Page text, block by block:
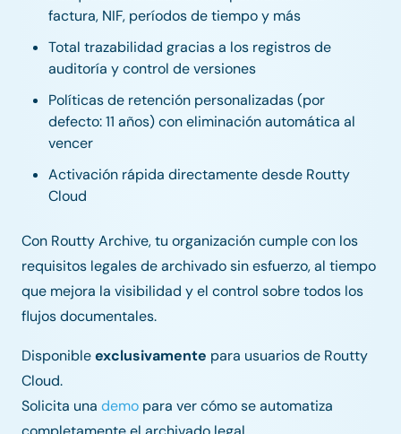
factura, NIF, períodos de tiempo y más
Total trazabilidad gracias a los registros de
auditoría y control de versiones
Políticas de retención personalizadas (por
defecto: 11 años) con eliminación automática al
vencer
Activación rápida directamente desde Routty
Cloud
Con Routty Archive, tu organización cumple con los
requisitos legales de archivado sin esfuerzo, al tiempo
que mejora la visibilidad y el control sobre todos los
flujos documentales.
Disponibleexclusivamente para usuarios de Routty
Cloud.
Solicita una demo para ver cómo se automatiza